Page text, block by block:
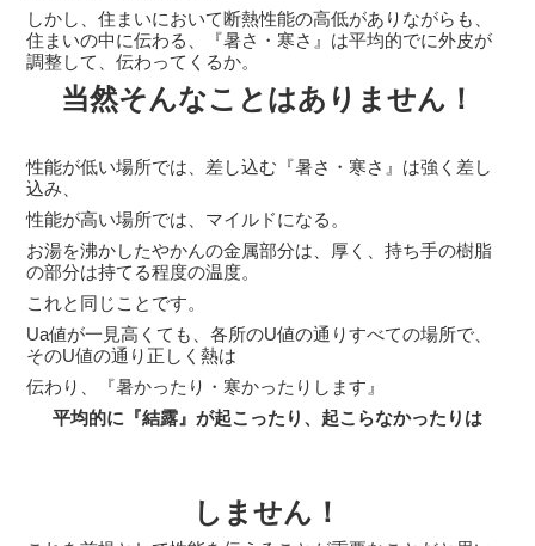
しかし、住まいにおいて断熱性能の高低がありながらも、
住まいの中に伝わる、『暑さ・寒さ』は平均的でに外皮が
調整して、伝わってくるか。
当然そんなことはありません！
性能が低い場所では、差し込む『暑さ・寒さ』は強く差し
込み、
性能が高い場所では、マイルドになる。
お湯を沸かしたやかんの金属部分は、厚く、持ち手の樹脂
の部分は持てる程度の温度。
これと同じことです。
Ua値が一見高くても、各所のU値の通りすべての場所で、
そのU値の通り正しく熱は
伝わり、『暑かったり・寒かったりします』
平均的に『結露』が起こったり、起こらなかったりは
しません！